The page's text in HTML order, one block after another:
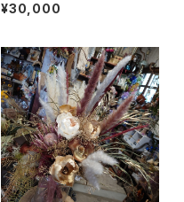
¥30,000